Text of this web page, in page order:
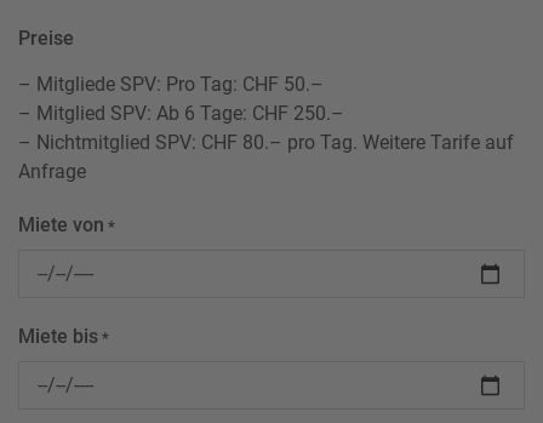
Preise
– Mitgliede SPV: Pro Tag: CHF 50.–
– Mitglied SPV: Ab 6 Tage: CHF 250.–
– Nichtmitglied SPV: CHF 80.– pro Tag. Weitere Tarife auf
Anfrage
Miete von *
Miete bis *